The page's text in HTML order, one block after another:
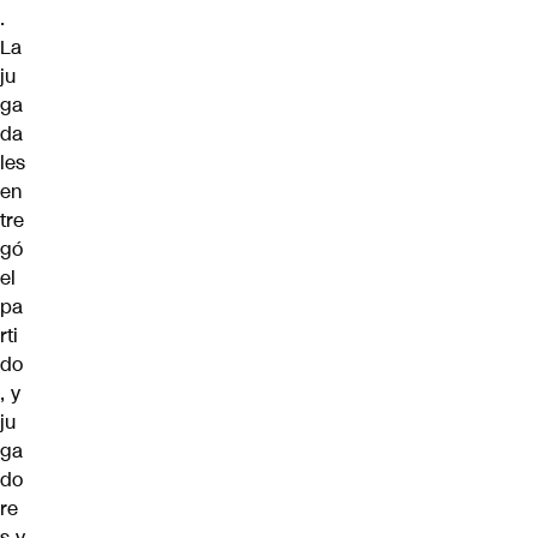
.
La
ju
ga
da
les
en
tre
gó
el
pa
rti
do
, y
ju
ga
do
re